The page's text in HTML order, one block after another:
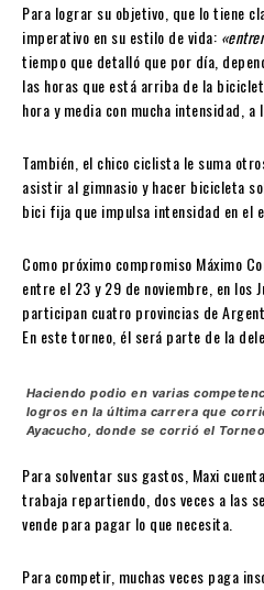
Para lograr su objetivo, que lo tiene
imperativo en su estilo de vida:
tiempo que detalló que por día,
las horas que está arriba de la
hora y media con mucha intensidad,
También, el chico ciclista le suma
asistir al gimnasio y hacer bicicleta
bici fija que impulsa intensidad en el
Como próximo compromiso Máximo
entre el 23 y 29 de noviembre, en los
participan cuatro provincias de
En este torneo, él será parte de la
Haciendo podio en varias
logros en la última carrera que
Ayacucho, donde se corrió el
Para solventar sus gastos, Maxi
trabaja repartiendo, dos veces a las
vende para pagar lo que necesita.
Para competir, muchas veces paga